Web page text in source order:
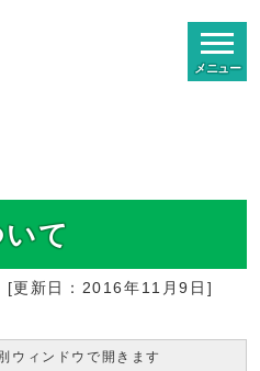
メニュー
て
[更新日： 2016年11月9日 ]
ウィンドウで開きます